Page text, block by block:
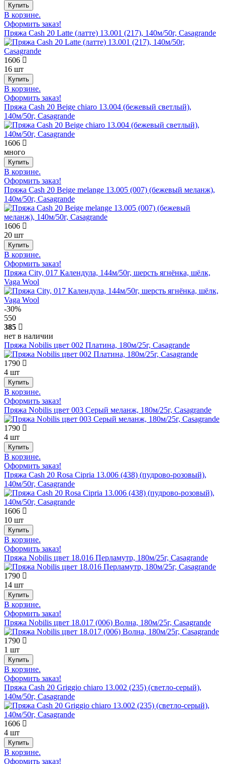
В корзине.
Оформить заказ!
Пряжа Cash 20 Latte (латте) 13.001 (217), 140м/50г, Casagrande
1606
16 шт
В корзине.
Оформить заказ!
Пряжа Cash 20 Beige chiaro 13.004 (бежевый светлый),
140м/50г, Casagrande
1606
много
В корзине.
Оформить заказ!
Пряжа Cash 20 Beige melange 13.005 (007) (бежевый меланж),
140м/50г, Casagrande
1606
20 шт
В корзине.
Оформить заказ!
Пряжа City, 017 Календула, 144м/50г, шерсть ягнёнка, шёлк,
Vaga Wool
-30%
550
385
нет в наличии
Пряжа Nobilis цвет 002 Платина, 180м/25г, Casagrande
1790
4 шт
В корзине.
Оформить заказ!
Пряжа Nobilis цвет 003 Серый меланж, 180м/25г, Casagrande
1790
4 шт
В корзине.
Оформить заказ!
Пряжа Cash 20 Rosa Cipria 13.006 (438) (пудрово-розовый),
140м/50г, Casagrande
1606
10 шт
В корзине.
Оформить заказ!
Пряжа Nobilis цвет 18.016 Перламутр, 180м/25г, Casagrande
1790
14 шт
В корзине.
Оформить заказ!
Пряжа Nobilis цвет 18.017 (006) Волна, 180м/25г, Casagrande
1790
1 шт
В корзине.
Оформить заказ!
Пряжа Cash 20 Griggio chiaro 13.002 (235) (светло-серый),
140м/50г, Casagrande
1606
4 шт
В корзине.
Оформить заказ!